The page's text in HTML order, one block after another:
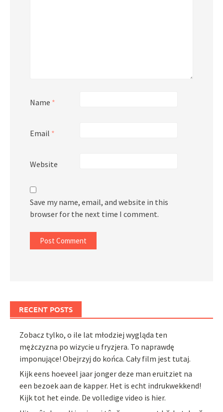
Name *
Email *
Website
Save my name, email, and website in this
browser for the next time I comment.
RECENT POSTS
Zobacz tylko, o ile lat młodziej wygląda ten
mężczyzna po wizycie u fryzjera. To naprawdę
imponujące! Obejrzyj do końca. Cały film jest tutaj.
Kijk eens hoeveel jaar jonger deze man eruitziet na
een bezoek aan de kapper. Het is echt indrukwekkend!
Kijk tot het einde. De volledige video is hier.